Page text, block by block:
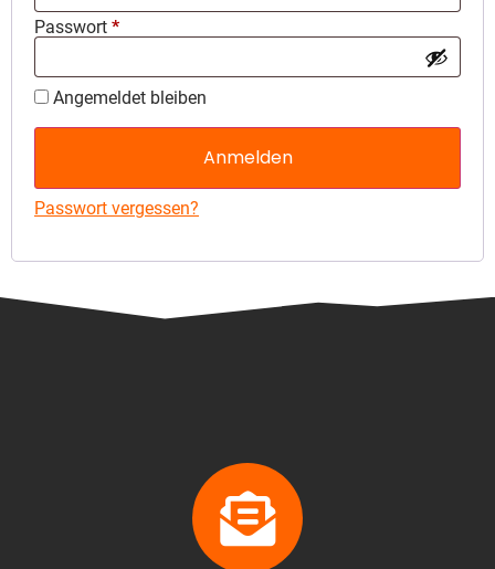
Passwort *
Angemeldet bleiben
Anmelden
Passwort vergessen?